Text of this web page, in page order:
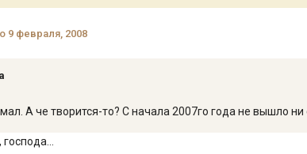
9 февраля, 2008
А че творится-то? С начала 2007го года не вышло